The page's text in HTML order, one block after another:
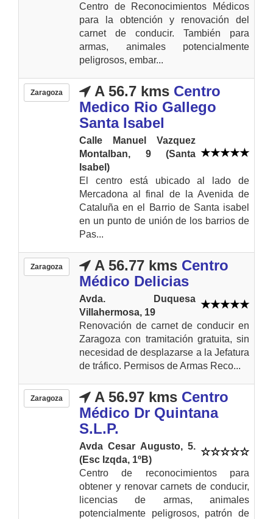
Centro de Reconocimientos Médicos
para la obtención y renovación del
carnet de conducir. También para
armas, animales potencialmente
peligrosos, embar...
Zaragoza A 56.7 kms Centro
Medico Rio Gallego
Santa Isabel
Calle Manuel Vazquez
Montalban, 9 (Santa
Isabel)
El centro está ubicado al lado de
Mercadona al final de la Avenida de
Cataluña en el Barrio de Santa isabel
en un punto de unión de los barrios de
Pas...
Zaragoza A 56.77 kms Centro
Médico Delicias
Avda. Duquesa
Villahermosa, 19
Renovación de carnet de conducir en
Zaragoza con tramitación gratuita, sin
necesidad de desplazarse a la Jefatura
de tráfico. Permisos de Armas Reco...
Zaragoza A 56.97 kms Centro
Médico Dr Quintana
S.L.P.
Avda Cesar Augusto, 5.
(Esc Izqda, 1ºB)
Centro de reconocimientos para
obtener y renovar carnets de conducir,
licencias de armas, animales
potencialmente peligrosos, patrón de